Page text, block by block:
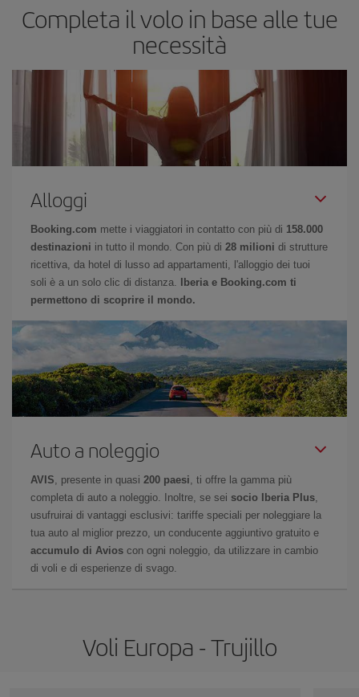
Completa il volo in base alle tue
necessità
Alloggi
Booking.com mette i viaggiatori in contatto con più di 158.000
destinazioni in tutto il mondo. Con più di 28 milioni di strutture
ricettiva, da hotel di lusso ad appartamenti, l'alloggio dei tuoi
soli è a un solo clic di distanza.
Iberia e Booking.com ti
permettono di scoprire il mondo.
Auto a noleggio
AVIS , presente in quasi 200 paesi , ti offre la gamma più
completa di auto a noleggio. Inoltre, se sei socio Iberia Plus
usufruirai di vantaggi esclusivi: tariffe speciali per noleggiare la
tua auto al miglior prezzo, un conducente aggiuntivo gratuito e
accumulo di Avios con ogni noleggio, da utilizzare in cambio
di voli e di esperienze di svago.
Voli Europa - Trujillo